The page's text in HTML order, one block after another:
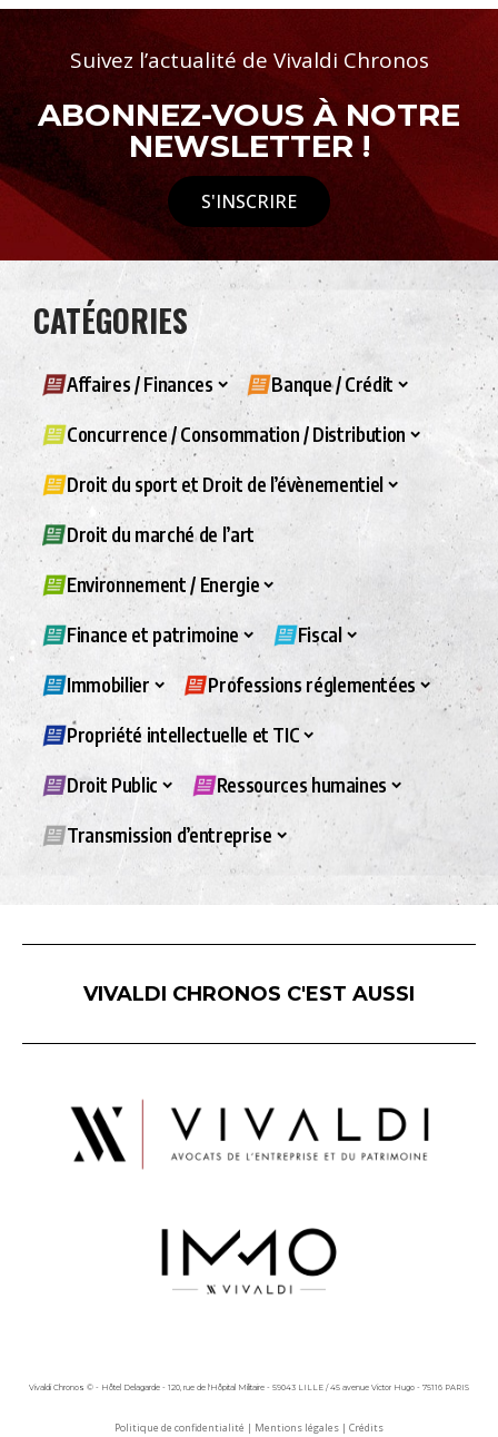
Suivez l’actualité de Vivaldi Chronos
ABONNEZ-VOUS À NOTRE
NEWSLETTER !
S'INSCRIRE
CATÉGORIES
Affaires / Finances Banque / Crédit
Concurrence / Consommation / Distribution
Droit du sport et Droit de l’évènementiel
Droit du marché de l’art
Environnement / Energie
Finance et patrimoine Fiscal
Immobilier Professions réglementées
Propriété intellectuelle et TIC
Droit Public Ressources humaines
Transmission d’entreprise
VIVALDI CHRONOS C'EST AUSSI
Vivaldi Chronos © - Hôtel Delagarde - 120, rue de l'Hôpital Militaire - 59043 LILLE / 45 avenue Victor Hugo - 75116 PARIS
Politique de confidentialité | Mentions légales | Crédits